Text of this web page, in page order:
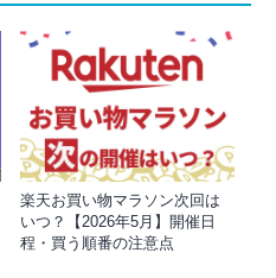
楽天お買い物マラソン次回は
いつ？【2026年5月】開催日
程・買う順番の注意点